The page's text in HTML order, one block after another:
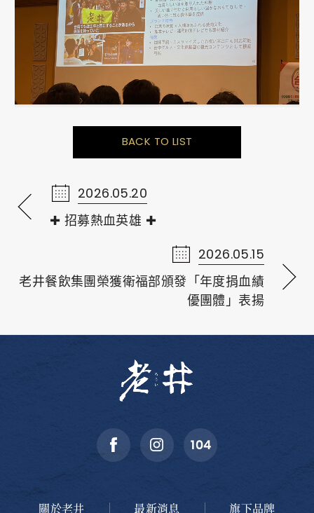
2026.05.20
✚ 招募熱血英雄 ✚
BACK TO LIST
2026.05.15
老井餐飲集團榮獲衛福部頒發「年度捐血績
優團體」表揚
關於老井 最新消息 旗下品牌